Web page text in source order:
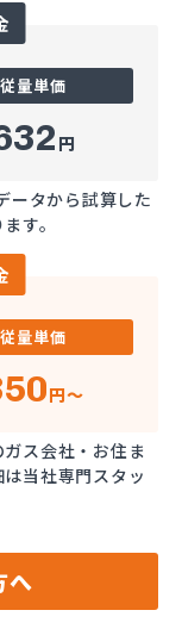
従量単価
円
タから試算した
す。
従量単価
円～
ス会社・お住ま
当社専門スタッ
へ